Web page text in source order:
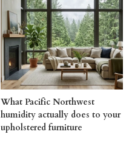
What Pacific Northwest
humidity actually does to your
upholstered furniture